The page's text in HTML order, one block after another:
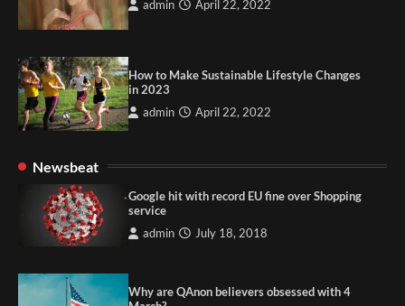
admin April 22, 2022
How to Make Sustainable Lifestyle Changes
in 2023
admin April 22, 2022
Newsbeat
Google hit with record EU fine over Shopping
service
admin July 18, 2018
Why are QAnon believers obsessed with 4